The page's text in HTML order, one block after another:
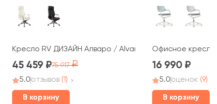
Кресло RV ДИЗАЙН Алваро / Alvaro (A1815)
45 459 75 917
5.0отзывов (1)
В корзину
Офисное кресло
16 990
5.0оценок (9)
В корзину